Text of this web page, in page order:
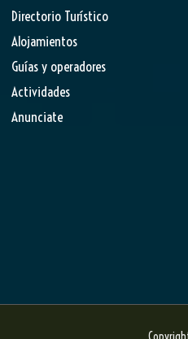
Directorio Turístico
Alojamientos
Guías y operadores
Actividades
Anunciate